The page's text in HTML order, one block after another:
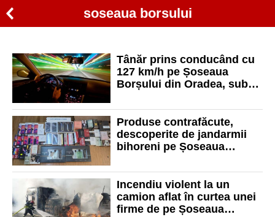
soseaua borsului
Tânăr prins conducând cu
127 km/h pe Șoseaua
Borșului din Oradea, sub
psihoactive
Produse contrafăcute,
descoperite de jandarmii
bihoreni pe Șoseaua
Incendiu violent la un
camion aflat în curtea unei
firme de pe Șoseaua